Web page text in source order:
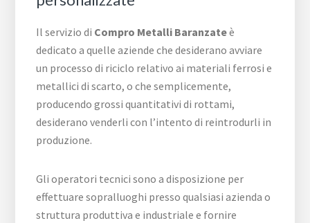
Il servizio di Compro Metalli Baranzateè
dedicato a quelle aziende che desiderano avviare
un processo di riciclo relativo ai materiali ferrosi e
metallici di scarto, o che semplicemente,
producendo grossi quantitativi di rottami,
desiderano venderli con l’intento di reintrodurli in
produzione.
Gli operatori tecnici sono a disposizione per
effettuare sopralluoghi presso qualsiasi azienda o
struttura produttiva e industriale e fornire